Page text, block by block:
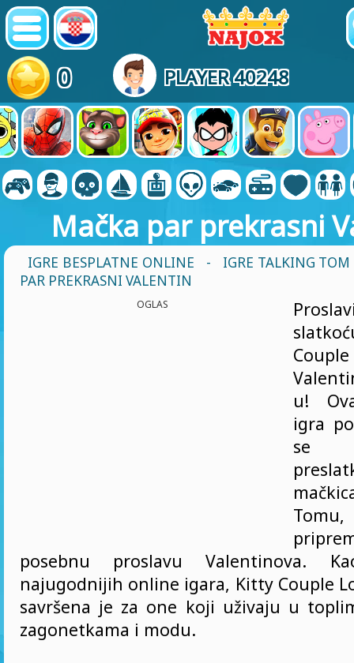
0 PLAYER 40248
Mačka par prekrasni
IGRE BESPLATNE ONLINE -
IGRE TALKING TOM
PAR PREKRASNI VALENTIN
OGLAS
u!
igra
se
posebnu proslavu Valentinova.
najugodnijih online igara, Kitty Couple
savršena je za one koji uživaju u
zagonetkama i modu.